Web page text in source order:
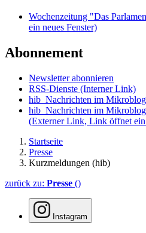
Wochenzeitung "Das
ein neues Fenster)
Abonnement
Newsletter abonnieren
RSS-Dienste (Interner Link)
hib_Nachrichten im
hib_Nachrichten im
(Externer Link, Link öffnet ein
Startseite
Presse
Kurzmeldungen (hib)
zurück zu: Presse ()
Instagram